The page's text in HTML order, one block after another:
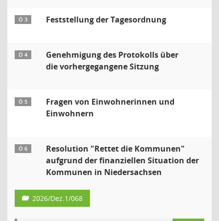
Ö 3 Feststellung der Tagesordnung
Ö 4
Genehmigung des Protokolls über
die vorhergegangene Sitzung
Ö 5
Fragen von Einwohnerinnen und
Einwohnern
Ö 6
Resolution "Rettet die Kommunen"
aufgrund der finanziellen Situation der
Kommunen in Niedersachsen
2026/Dez.1/068